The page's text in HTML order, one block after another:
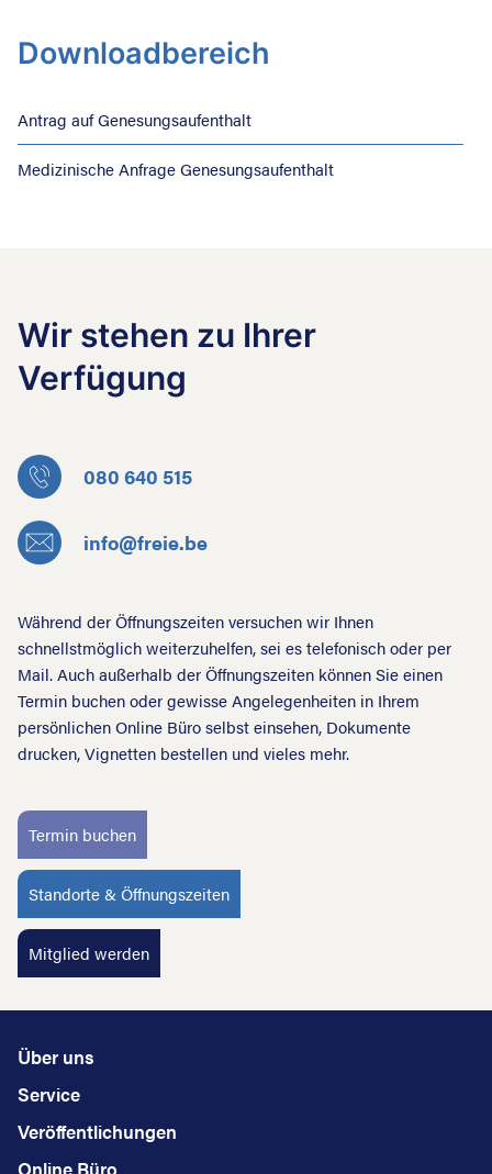
Downloadbereich
Antrag auf Genesungsaufenthalt
Medizinische Anfrage Genesungsaufenthalt
Wir stehen zu Ihrer
Verfügung
080 640 515
info@freie.be
Während der Öffnungszeiten versuchen wir Ihnen
schnellstmöglich weiterzuhelfen, sei es telefonisch oder per
Mail. Auch außerhalb der Öffnungszeiten können Sie einen
Termin buchen oder gewisse Angelegenheiten in Ihrem
persönlichen Online Büro selbst einsehen, Dokumente
drucken, Vignetten bestellen und vieles mehr.
Termin buchen
Standorte & Öffnungszeiten
Mitglied werden
Über uns
Service
Veröffentlichungen